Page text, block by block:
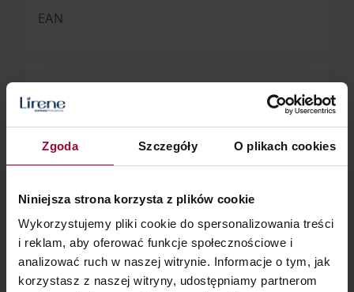
Zgoda Szczegóły O plikach cookies
Niniejsza strona korzysta z plików cookie
Wykorzystujemy pliki cookie do spersonalizowania treści
i reklam, aby oferować funkcje społecznościowe i
analizować ruch w naszej witrynie. Informacje o tym, jak
korzystasz z naszej witryny, udostępniamy partnerom
EAN
PRODUCENT
Dr Irena Eris S.
ul. Armii
Piaseczno